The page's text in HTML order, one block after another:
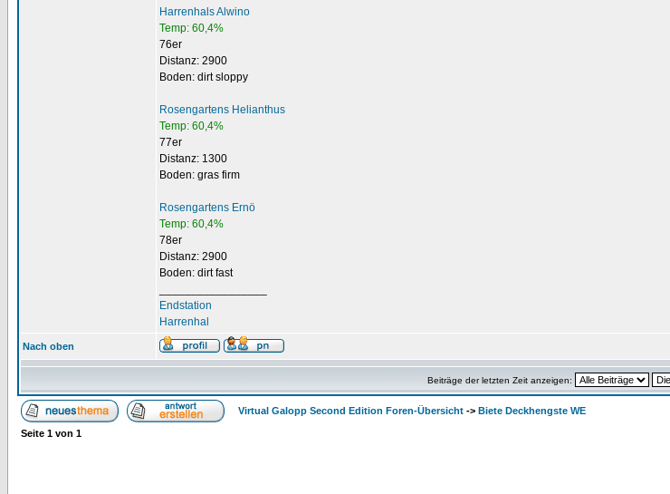
Harrenhals Alwino
Temp: 60,4%
76er
Distanz: 2900
Boden: dirt sloppy
Rosengartens Helianthus
Temp: 60,4%
77er
Distanz: 1300
Boden: gras firm
Rosengartens Ernö
Temp: 60,4%
78er
Distanz: 2900
Boden: dirt fast
Endstation
Harrenhal
Nach oben
Beiträge der letzten Zeit anzeigen:
Virtual Galopp Second Edition Foren-Übersicht -> Biete Deckhengste WE
Seite 1 von 1